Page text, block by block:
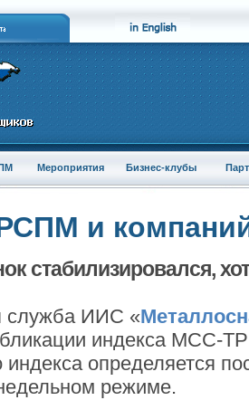
Мероприятия Бизнес-клубы
и
стабилизировался,
служба ИИС «
индекса МСС-
индекса определяется
режиме.